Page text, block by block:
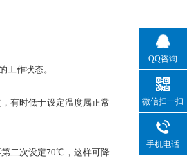
作状态。
有时低于设定温度属正常
二次设定70℃，这样可降
QQ咨询
微信扫一扫
手机电话